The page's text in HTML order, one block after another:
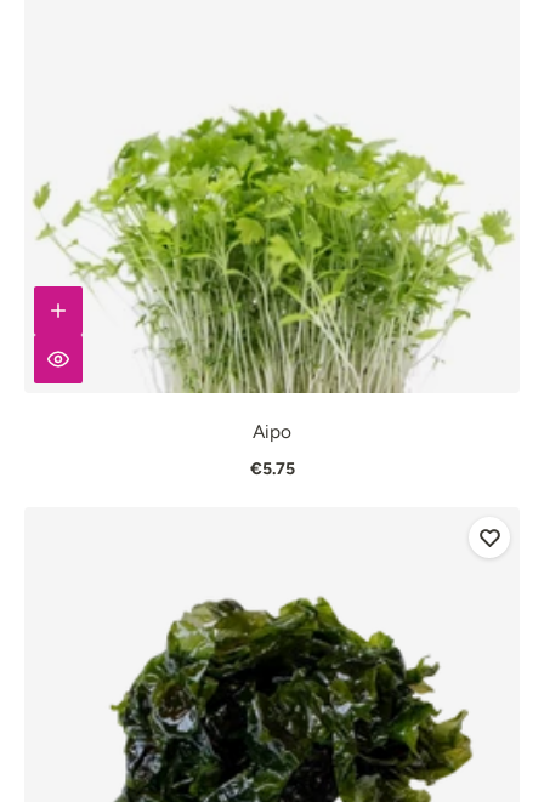
Aipo
€5.75